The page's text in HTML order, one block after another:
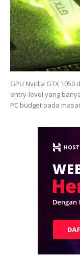
GPU Nvidia GTX
entry-level yang
PC budget pada